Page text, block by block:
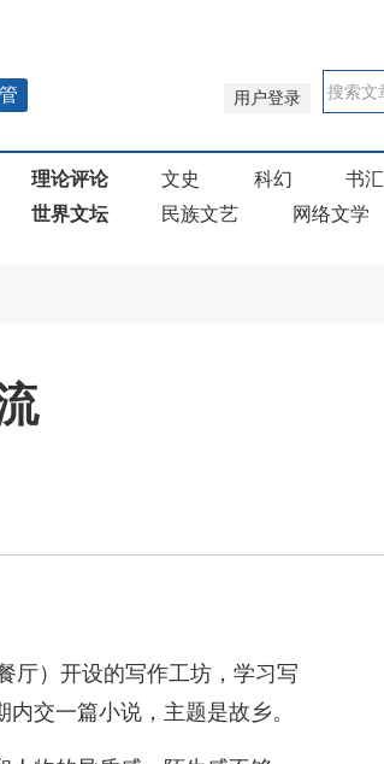
用户登录
理论评论 文史 科幻 书汇
世界文坛
民族文艺 网络文学
厅）开设的写作工坊，学习写
交一篇小说，主题是故乡。